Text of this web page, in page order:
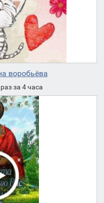
воробьёва
за 4 часа